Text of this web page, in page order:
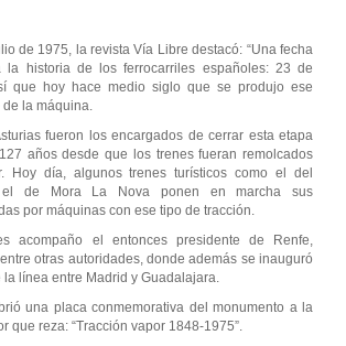
de 1975, la revista Vía Libre destacó: “Una fecha
la historia de los ferrocarriles españoles: 23 de
que hoy hace medio siglo que se produjo ese
la máquina.
fueron los encargados de cerrar esta etapa
años desde que los trenes fueran remolcados
Hoy día, algunos trenes turísticos como el del
el de Mora La Nova ponen en marcha sus
por máquinas con ese tipo de tracción.
acompaño el entonces presidente de Renfe,
otras autoridades, donde además se inauguró
la línea entre Madrid y Guadalajara.
una placa conmemorativa del monumento a la
que reza: “Tracción vapor 1848-1975”.